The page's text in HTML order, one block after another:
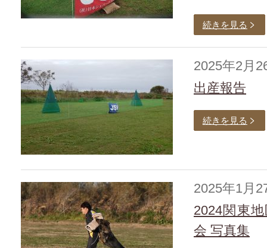
続きを見る
2025年2月
出産報告
続きを見る
2025年1月
2024関東
会 写真集